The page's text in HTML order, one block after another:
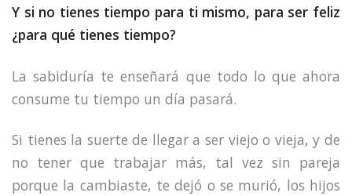
Y si no tienes tiempo para ti mismo, para ser feliz
¿para qué tienes tiempo?
La sabiduría te enseñará que todo lo que ahora
consume tu tiempo un día pasará.
Si tienes la suerte de llegar a ser viejo o vieja, y de
no tener que trabajar más, tal vez sin pareja
porque la cambiaste, te dejó o se murió, los hijos